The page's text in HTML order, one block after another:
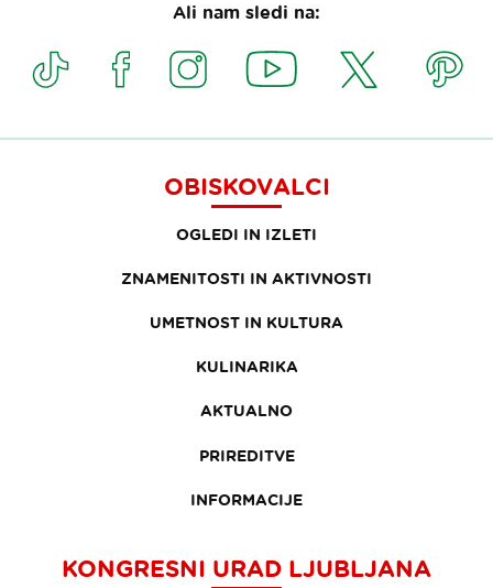
Ali nam sledi na:
OBISKOVALCI
OGLEDI IN IZLETI
ZNAMENITOSTI IN AKTIVNOSTI
UMETNOST IN KULTURA
KULINARIKA
AKTUALNO
PRIREDITVE
INFORMACIJE
KONGRESNI URAD LJUBLJANA